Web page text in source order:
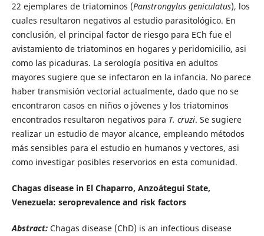
22 ejemplares de triatominos (Panstrongylus geniculatus), los
cuales resultaron negativos al estudio parasitológico. En
conclusión, el principal factor de riesgo para ECh fue el
avistamiento de triatominos en hogares y peridomicilio, asi
como las picaduras. La serología positiva en adultos
mayores sugiere que se infectaron en la infancia. No parece
haber transmisión vectorial actualmente, dado que no se
encontraron casos en niños o jóvenes y los triatominos
encontrados resultaron negativos para T. cruzi. Se sugiere
realizar un estudio de mayor alcance, empleando métodos
más sensibles para el estudio en humanos y vectores, asi
como investigar posibles reservorios en esta comunidad.
Chagas disease in El Chaparro, Anzoátegui State,
Venezuela: seroprevalence and risk factors
Abstract: Chagas disease (ChD) is an infectious disease